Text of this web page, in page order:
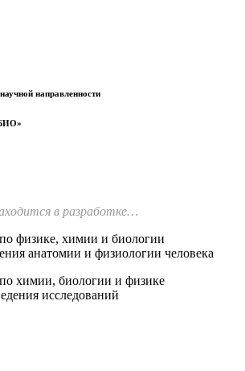
направленности
в разработке…
физике, химии и биологии
анатомии и физиологии человека
химии, биологии и физике
исследований